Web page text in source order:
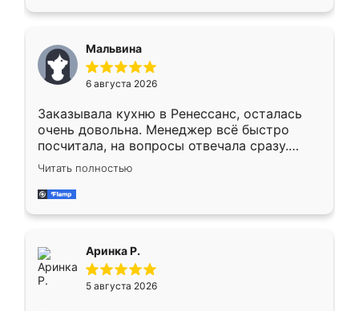
меньше, здесь же он более разнообразный.
Мне нравится ,если что-то потребуется из
мебели буду заказывать только здесь.
Мальвина
6 августа 2026
Заказывала кухню в Ренессанс, осталась
очень довольна. Менеджер всё быстро
посчитала, на вопросы отвечала сразу.
Замерщик приехал в субботу, подошёл к
делу со всей ответственностью. Собрали
за день, ребята работали аккуратно, даже
Читать полностью
Аринка Р.
5 августа 2026